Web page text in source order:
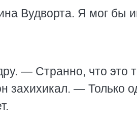
Вудворта. Я мог бы
— Странно, что это
захихикал. — Только